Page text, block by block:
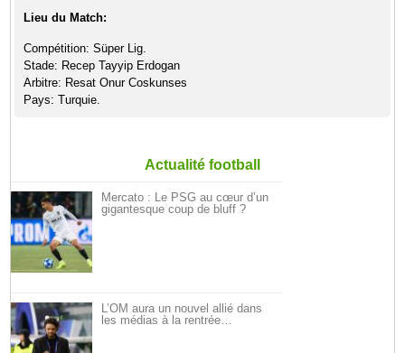
Lieu du Match:
Compétition: Süper Lig.
Stade: Recep Tayyip Erdogan
Arbitre: Resat Onur Coskunses
Pays: Turquie.
Actualité football
Mercato : Le PSG au cœur d’un
gigantesque coup de bluff ?
L’OM aura un nouvel allié dans
les médias à la rentrée…